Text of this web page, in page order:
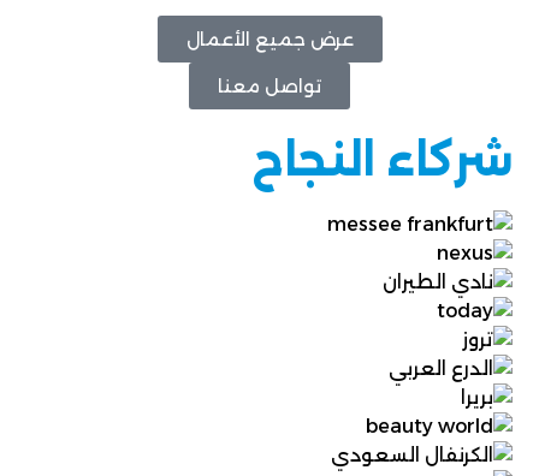
عرض جميع الأعمال
تواصل معنا
شركاء النجاح